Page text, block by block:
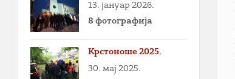
13. јануар 2026.
8 фотографија
Крстоноше 2025.
30. мај 2025.